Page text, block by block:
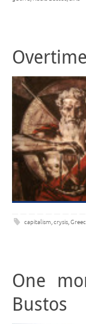
capitalism,crysis,
One
Bustos